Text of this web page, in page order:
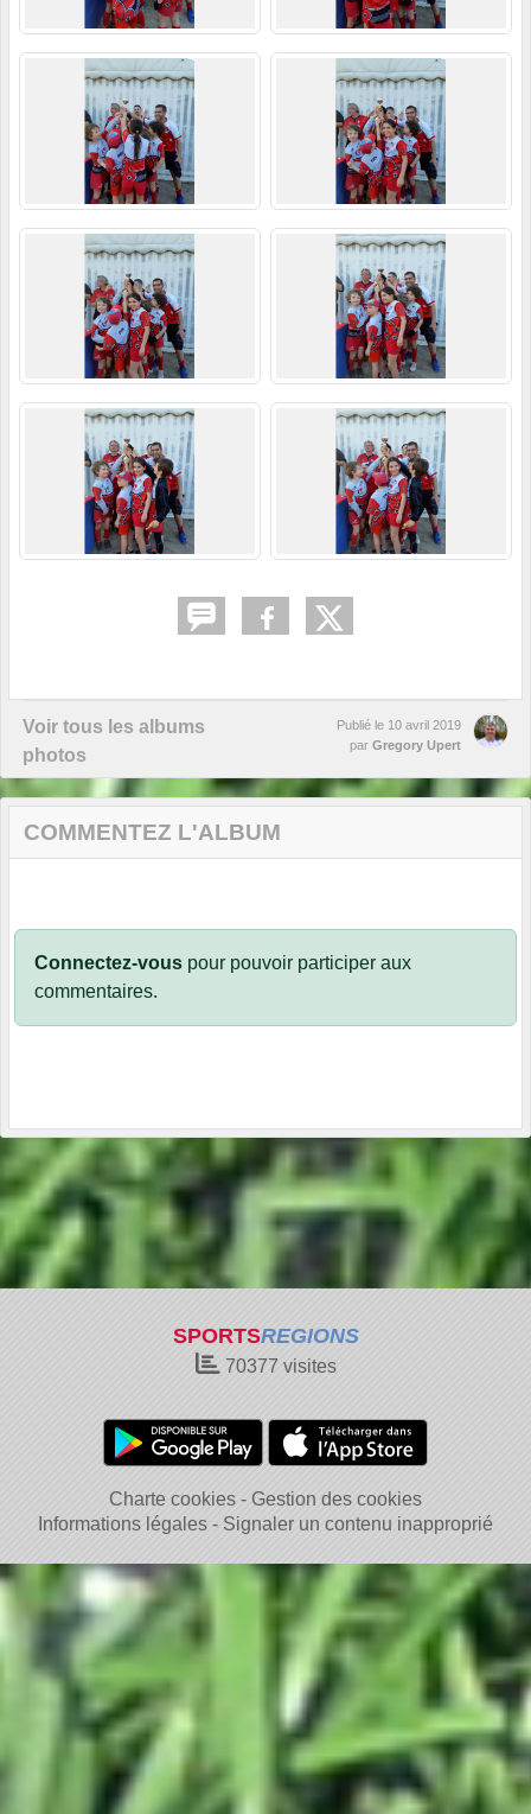
Voir tous les albums
photos
Publié le 10 avril 2019
par Gregory Upert
COMMENTEZ L'ALBUM
Connectez-vous pour pouvoir participer aux
commentaires.
SPORTSREGIONS
70377 visites
Charte cookies
Gestion des cookies
Informations légales
Signaler un contenu inapproprié